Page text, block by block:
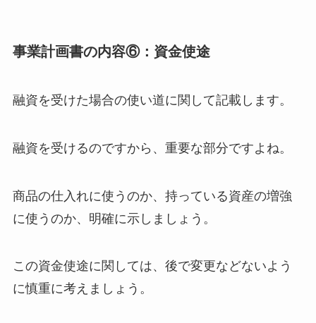
事業計画書の内容⑥：資金使途
融資を受けた場合の使い道に関して記載します。
融資を受けるのですから、重要な部分ですよね。
商品の仕入れに使うのか、持っている資産の増強
に使うのか、明確に示しましょう。
この資金使途に関しては、後で変更などないよう
に慎重に考えましょう。